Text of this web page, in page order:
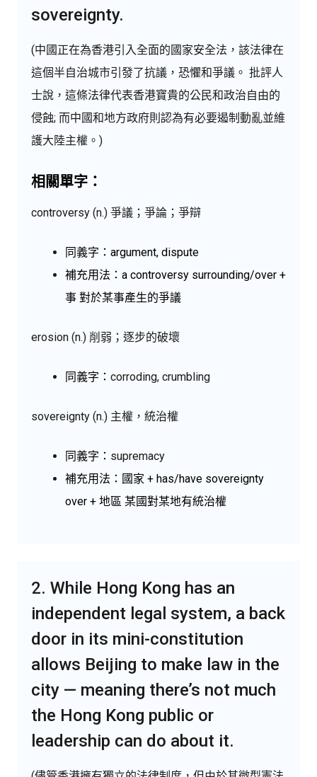
sovereignty.
(中國正在為香港引入全面的國家安全法，該法律在
這個半自治城市引發了抗議，恐懼和爭議。 批評人
士說，這條法律代表香港寶貴的公民和政治自由的
侵蝕; 而中國和地方政府則認為有必要遏制動亂並維
護大陸主權。)
相關單字：
controversy (n.) 爭議；爭論；爭辯
同義字：argument, dispute
補充用法：a controversy surrounding/over +
事 對於某事產生的爭議
erosion (n.) 削弱；逐步的破壞
同義字： corroding, crumbling
sovereignty (n.) 主權，統治權
同義字： supremacy
補充用法：國家 + has/have sovereignty
over + 地區 某國對某地有統治權
2. While Hong Kong has an
independent legal system, a back
door in its mini-constitution
allows Beijing to make law in the
city — meaning there’s not much
the Hong Kong public or
leadership can do about it.